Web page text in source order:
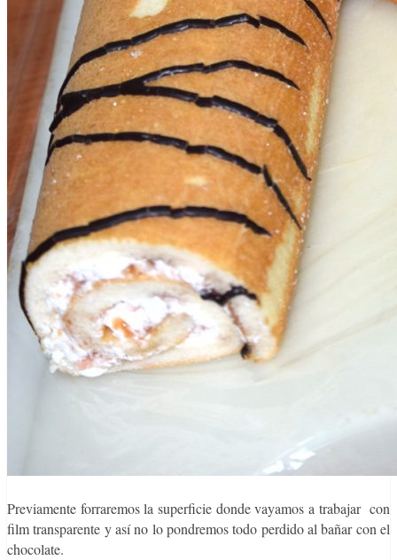
Previamente forraremos la superficie donde vayamos a trabajar con
film transparente y así no lo pondremos todo perdido al bañar con el
chocolate.